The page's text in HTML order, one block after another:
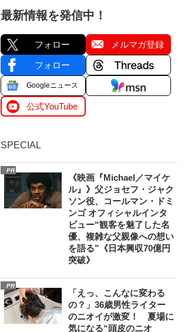
最新情報を発信中！
フォロー メルマガ登録
フォロー
Googleニュース
公式YouTube
SPECIAL
PR
《映画『Michael／マイケ
ル』》父ジョセフ・ジャク
ソン役、コールマン・ドミ
ンゴ オフィシャルインタ
ビュー“観客を魅了した名
優、複雑な父親像への想い
を語る”《日本興収70億円
突破》
PR
「えっ、こんなに変わる
の？」36歳男性ライター
のニオイが激変！ 夏場に
気になる“頭皮のニオ